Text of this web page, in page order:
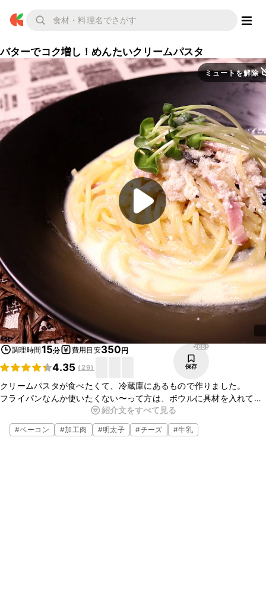
バターでコク増し！めんたいクリームパスタ
ミュートを解除
調理時間15分 費用目安350円
4.35 (29)
2685
保存
クリームパスタが食べたくて、冷蔵庫にあるもので作りました。
フライパンなんか使いたくない〜って方は、ボウルに具材を入れてレ
ンジで加熱。その後茹でたスパゲッティと和えても美味しく仕上がり
ます。かいわれの代わりに刻み海苔を散らすのもオススメです。
紹介文をすべて見る
#ベーコン #加工肉 #明太子 #チーズ #牛乳